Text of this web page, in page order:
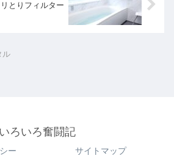
とりフィルター
ル
いろいろ奮闘記
ー サイトマップ